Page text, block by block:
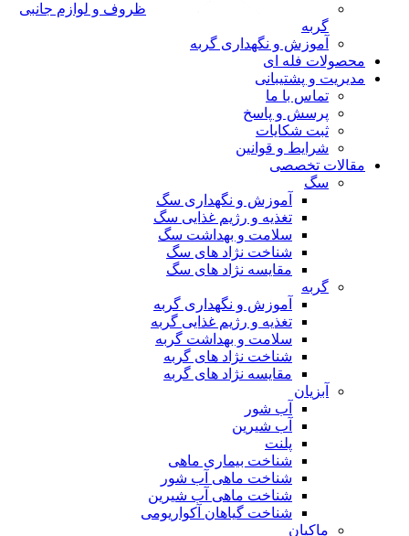
ظروف و لوازم جانبی
گربه
آموزش و نگهداری گربه
محصولات فله ای
مدیریت و پشتیبانی
تماس با ما
پرسش و پاسخ
ثبت شکایات
شرایط و قوانین
مقالات تخصصی
سگ
آموزش و نگهداری سگ
تغذیه و رژیم غذایی سگ
سلامت و بهداشت سگ
شناخت نژاد های سگ
مقایسه نژاد های سگ
گربه
آموزش و نگهداری گربه
تغذیه و رژیم غذایی گربه
سلامت و بهداشت گربه
شناخت نژاد های گربه
مقایسه نژاد های گربه
آبزیان
آب شور
آب شیرین
پلنت
شناخت بیماری ماهی
شناخت ماهی آب شور
شناخت ماهی آب شیرین
شناخت گیاهان آکواریومی
ماکیان